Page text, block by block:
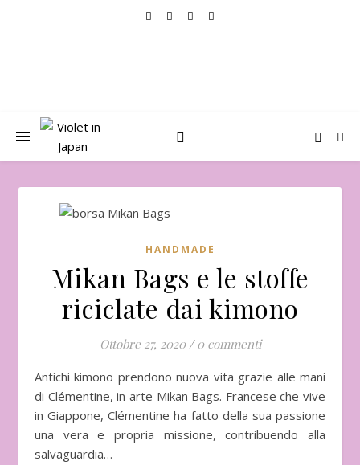
HANDMADE
Mikan Bags e le stoffe
riciclate dai kimono
Ottobre 27, 2020 / 0 commenti
Antichi kimono prendono nuova vita grazie alle mani
di Clémentine, in arte Mikan Bags. Francese che vive
in Giappone, Clémentine ha fatto della sua passione
una vera e propria missione, contribuendo alla
salvaguardia…